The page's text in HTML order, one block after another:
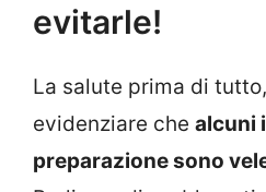
evitarle!
La salute prima di
evidenziare che alcuni
preparazione sono